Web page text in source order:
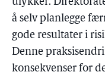
å selv planlegge
gode resultater i
Denne
konsekvenser for